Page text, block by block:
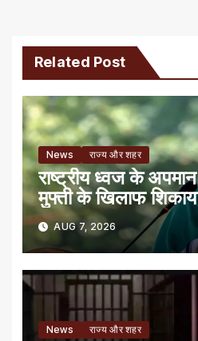
Related Post
News राज्य और शहर
राष्ट्रीय ध्वज के
मुफ्ती के खिलाफ
AUG 7, 2026
News राज्य और शहर